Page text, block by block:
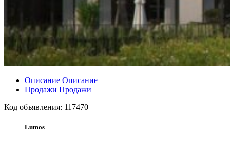
Описание Описание
Продажи Продажи
Код объявления: 117470
Lumos